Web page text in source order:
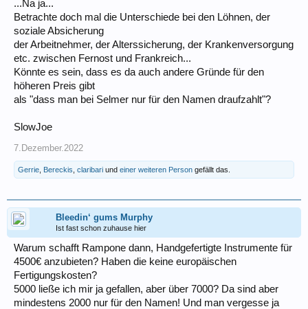
...Na ja...
Betrachte doch mal die Unterschiede bei den Löhnen, der
soziale Absicherung
der Arbeitnehmer, der Alterssicherung, der Krankenversorgung
etc. zwischen Fernost und Frankreich...
Könnte es sein, dass es da auch andere Gründe für den
höheren Preis gibt
als "dass man bei Selmer nur für den Namen draufzahlt"?
SlowJoe
7.Dezember.2022
Gerrie Bereckis claribari und einer weiteren Person gefällt das.
Bleedin‘ gums Murphy
Ist fast schon zuhause hier
Warum schafft Rampone dann, Handgefertigte Instrumente für
4500€ anzubieten? Haben die keine europäischen
Fertigungskosten?
5000 ließe ich mir ja gefallen, aber über 7000? Da sind aber
mindestens 2000 nur für den Namen! Und man vergesse ja